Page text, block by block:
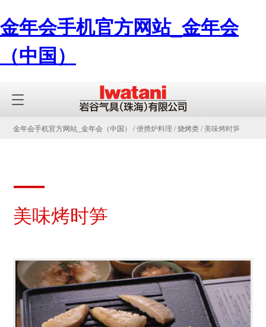
金年会手机官方网站_金年会
（中国）
金年会手机官方网站_金年会（中国） / 便携炉料理 /烧烤类/ 美味烤时笋
美味烤时笋